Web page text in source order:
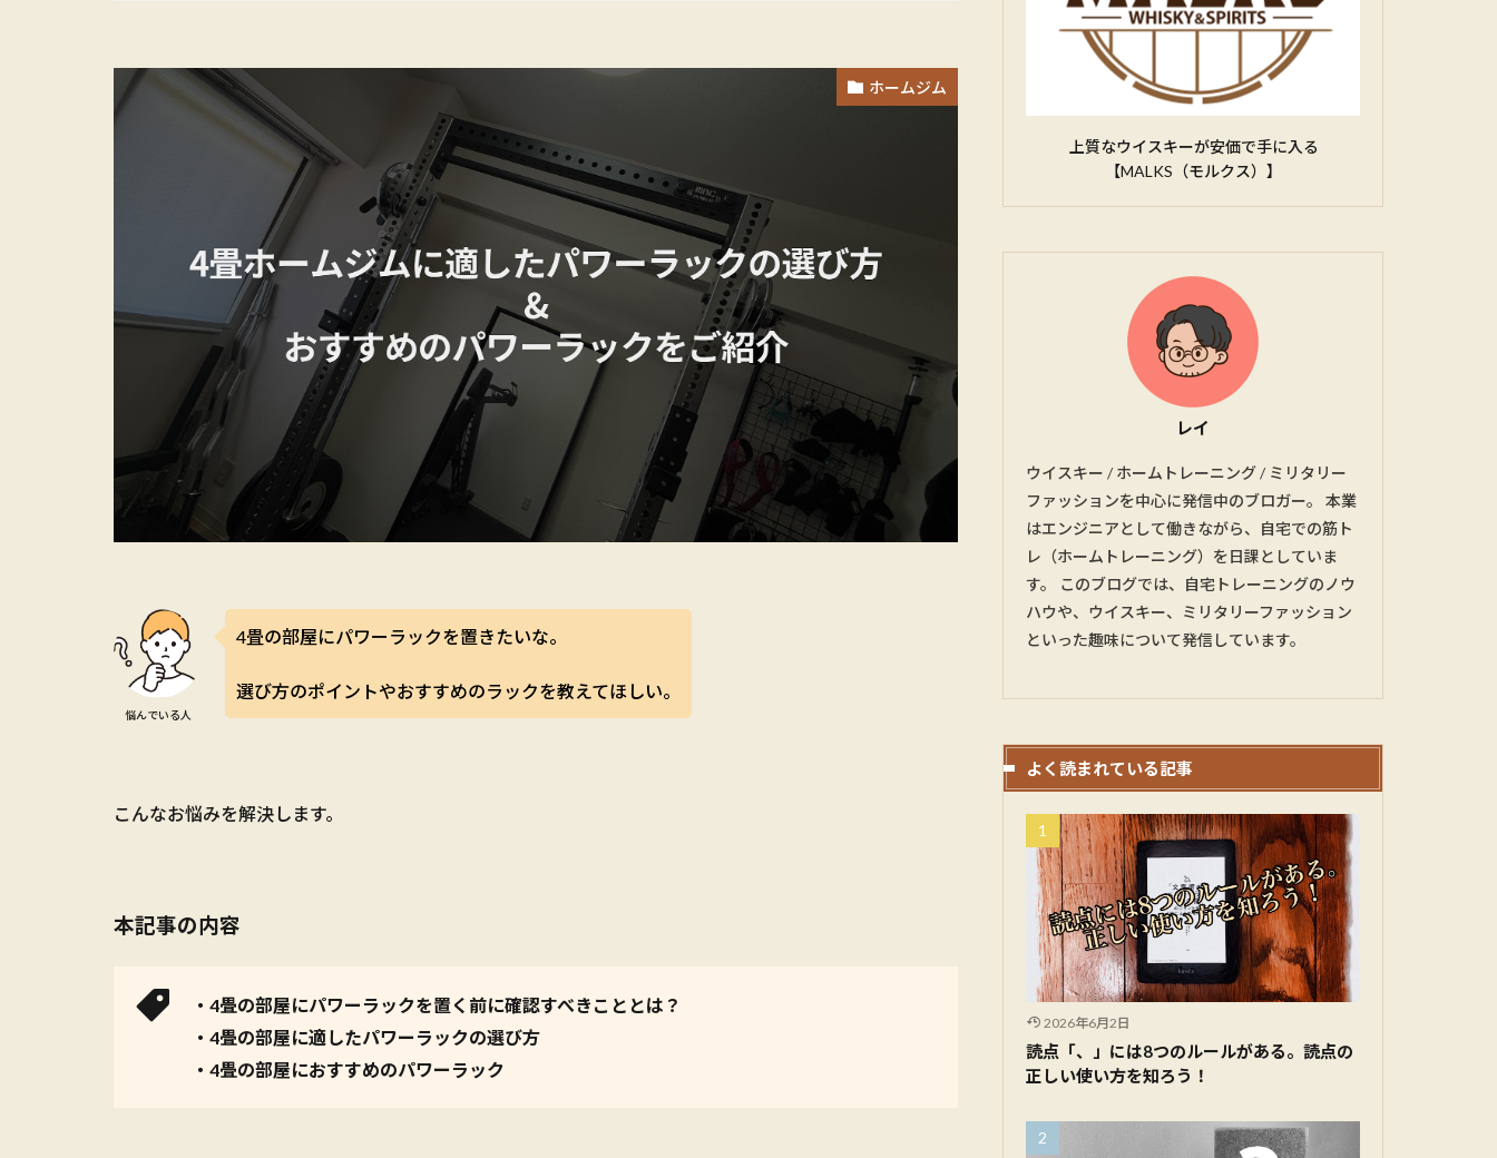
ホームジム
悩んでいる人
4畳の部屋にパワーラックを置きたいな。
選び方のポイントやおすすめのラックを教えてほしい。
こんなお悩みを解決します。
本記事の内容
・4畳の部屋にパワーラックを置く前に確認すべきこととは？
・4畳の部屋に適したパワーラックの選び方
・4畳の部屋におすすめのパワーラック
上質なウイスキーが安価で手に入る
【MALKS（モルクス）】
レイ
ウイスキー / ホームトレーニング / ミリタリー
ファッションを中心に発信中のブロガー。 本業
はエンジニアとして働きながら、自宅での筋ト
レ（ホームトレーニング）を日課としていま
す。 このブログでは、自宅トレーニングのノウ
ハウや、ウイスキー、ミリタリーファッション
といった趣味について発信しています。
よく読まれている記事
2026年6月2日
読点「、」には8つのルールがある。読点の
正しい使い方を知ろう！